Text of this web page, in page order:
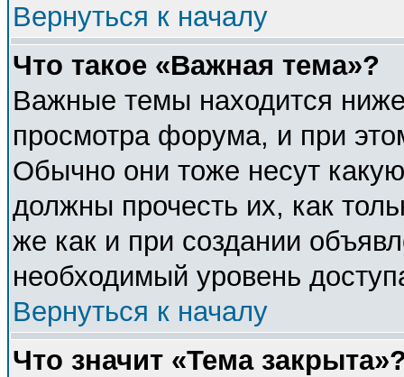
Вернуться к началу
Что такое «Важная тема»?
Важные темы находится
просмотра форума, и при
Обычно они тоже несут
должны прочесть их, как
же как и при создании
необходимый уровень
Вернуться к началу
Что значит «Тема